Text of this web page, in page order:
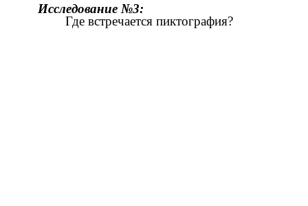
Исследование №3:
Где встречается пиктография?